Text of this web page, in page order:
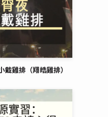
雞排（翔皓雞排）